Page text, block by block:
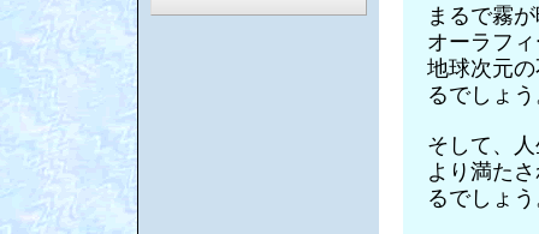
まるで霧
オーラフ
地球次元
るでしょ
そして、
より満た
るでしょ